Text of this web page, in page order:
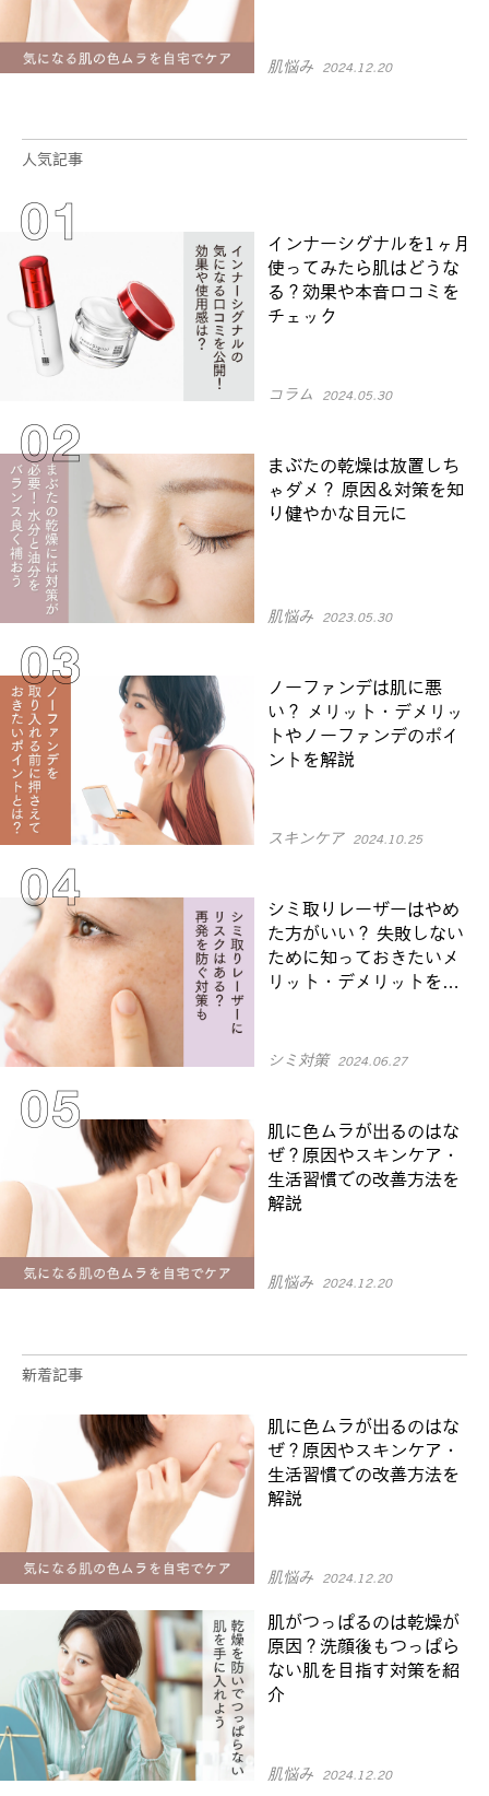
肌悩み 2024.12.20
人気記事
インナーシグナルを1ヶ月
使ってみたら肌はどうな
る？効果や本音口コミを
チェック
コラム 2024.05.30
まぶたの乾燥は放置しち
ゃダメ？ 原因＆対策を知
り健やかな目元に
肌悩み 2023.05.30
ノーファンデは肌に悪
い？ メリット・デメリッ
トやノーファンデのポイ
ントを解説
スキンケア 2024.10.25
シミ取りレーザーはやめ
た方がいい？ 失敗しない
ために知っておきたいメ
リット・デメリットを解
シミ対策 2024.06.27
肌に色ムラが出るのはな
ぜ？原因やスキンケア・
生活習慣での改善方法を
解説
肌悩み 2024.12.20
新着記事
肌に色ムラが出るのはな
ぜ？原因やスキンケア・
生活習慣での改善方法を
解説
肌悩み 2024.12.20
肌がつっぱるのは乾燥が
原因？洗顔後もつっぱら
ない肌を目指す対策を紹
介
肌悩み 2024.12.20